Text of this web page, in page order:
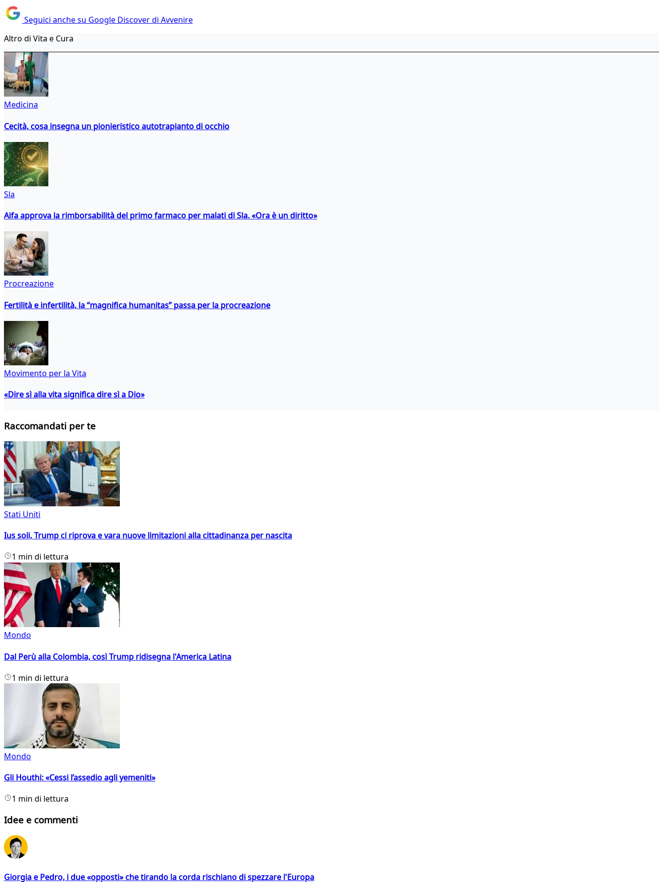
Seguici anche su Google Discover di Avvenire
Altro di Vita e Cura
Medicina
Cecità, cosa insegna un pionieristico autotrapianto di occhio
Sla
Aifa approva la rimborsabilità del primo farmaco per malati di Sla. «Ora è un diritto»
Procreazione
Fertilità e infertilità, la “magnifica humanitas” passa per la procreazione
Movimento per la Vita
«Dire sì alla vita significa dire sì a Dio»
Raccomandati per te
Stati Uniti
Ius soli, Trump ci riprova e vara nuove limitazioni alla cittadinanza per nascita
1 min di lettura
Mondo
Dal Perù alla Colombia, così Trump ridisegna l'America Latina
1 min di lettura
Mondo
Gli Houthi: «Cessi l’assedio agli yemeniti»
1 min di lettura
Idee e commenti
Giorgia e Pedro, i due «opposti» che tirando la corda rischiano di spezzare l'Europa